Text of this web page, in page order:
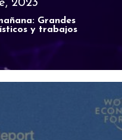
2023
Grandes
y trabajos